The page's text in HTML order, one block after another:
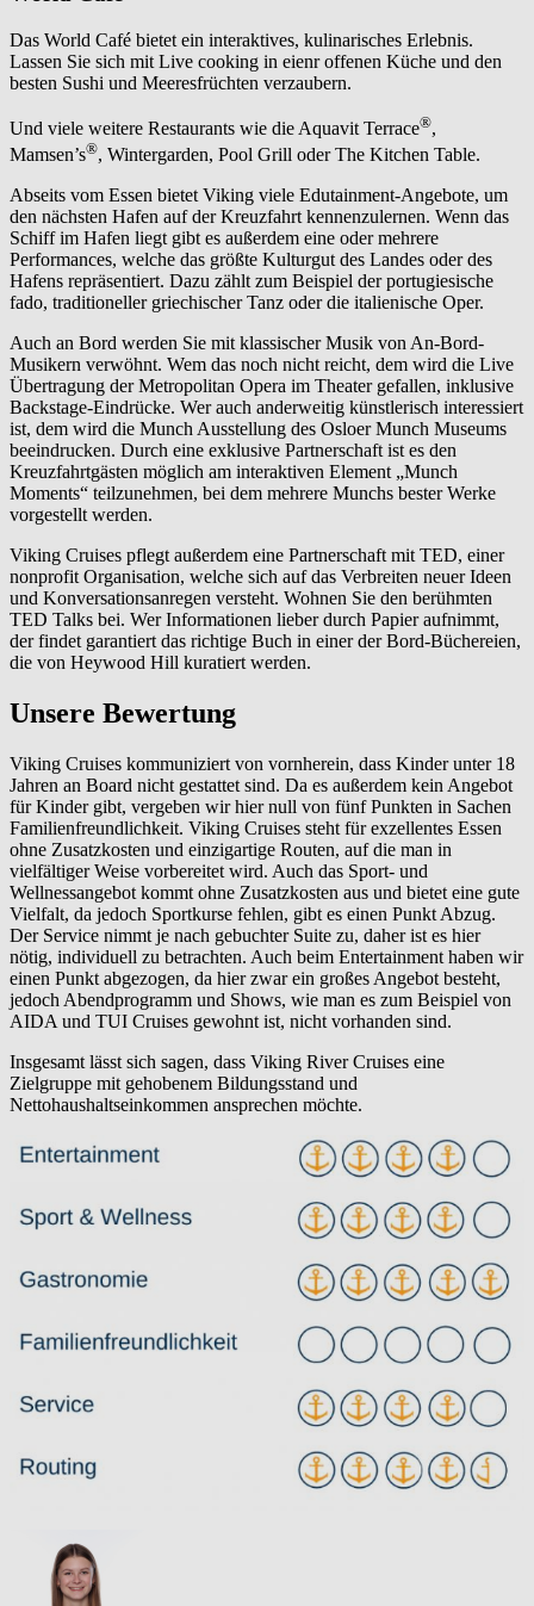
Das World Café bietet ein interaktives, kulinarisches Erlebnis.
Lassen Sie sich mit Live cooking in eienr offenen Küche und den
besten Sushi und Meeresfrüchten verzaubern.
Und viele weitere Restaurants wie die Aquavit Terrace®,
Mamsen’s®, Wintergarden, Pool Grill oder The Kitchen Table.
Abseits vom Essen bietet Viking viele Edutainment-Angebote, um
den nächsten Hafen auf der Kreuzfahrt kennenzulernen. Wenn das
Schiff im Hafen liegt gibt es außerdem eine oder mehrere
Performances, welche das größte Kulturgut des Landes oder des
Hafens repräsentiert. Dazu zählt zum Beispiel der portugiesische
fado, traditioneller griechischer Tanz oder die italienische Oper.
Auch an Bord werden Sie mit klassischer Musik von An-Bord-
Musikern verwöhnt. Wem das noch nicht reicht, dem wird die Live
Übertragung der Metropolitan Opera im Theater gefallen, inklusive
Backstage-Eindrücke. Wer auch anderweitig künstlerisch interessiert
ist, dem wird die Munch Ausstellung des Osloer Munch Museums
beeindrucken. Durch eine exklusive Partnerschaft ist es den
Kreuzfahrtgästen möglich am interaktiven Element „Munch
Moments“ teilzunehmen, bei dem mehrere Munchs bester Werke
vorgestellt werden.
Viking Cruises pflegt außerdem eine Partnerschaft mit TED, einer
nonprofit Organisation, welche sich auf das Verbreiten neuer Ideen
und Konversationsanregen versteht. Wohnen Sie den berühmten
TED Talks bei. Wer Informationen lieber durch Papier aufnimmt,
der findet garantiert das richtige Buch in einer der Bord-Büchereien,
die von Heywood Hill kuratiert werden.
Unsere Bewertung
Viking Cruises kommuniziert von vornherein, dass Kinder unter 18
Jahren an Board nicht gestattet sind. Da es außerdem kein Angebot
für Kinder gibt, vergeben wir hier null von fünf Punkten in Sachen
Familienfreundlichkeit. Viking Cruises steht für exzellentes Essen
ohne Zusatzkosten und einzigartige Routen, auf die man in
vielfältiger Weise vorbereitet wird. Auch das Sport- und
Wellnessangebot kommt ohne Zusatzkosten aus und bietet eine gute
Vielfalt, da jedoch Sportkurse fehlen, gibt es einen Punkt Abzug.
Der Service nimmt je nach gebuchter Suite zu, daher ist es hier
nötig, individuell zu betrachten. Auch beim Entertainment haben wir
einen Punkt abgezogen, da hier zwar ein großes Angebot besteht,
jedoch Abendprogramm und Shows, wie man es zum Beispiel von
AIDA und TUI Cruises gewohnt ist, nicht vorhanden sind.
Insgesamt lässt sich sagen, dass Viking River Cruises eine
Zielgruppe mit gehobenem Bildungsstand und
Nettohaushaltseinkommen ansprechen möchte.